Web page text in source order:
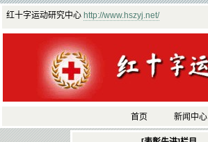
红十字运动研究中心 http://www.hszyj.net/
首页 新闻中心